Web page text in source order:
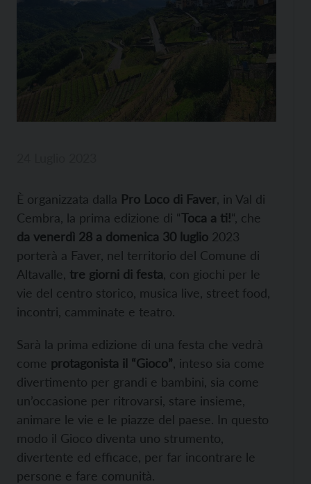
È organizzata dalla Pro Loco di Faver , in Val di
Cembra, la prima edizione di “Toca a ti!“, che
da venerdì 28 a domenica 30 luglio 2023
porterà a Faver, nel territorio del Comune di
Altavalle, tre giorni di festa , con giochi per le
vie del centro storico, musica live, street food,
incontri, camminate e teatro.
Sarà la prima edizione di una festa che vedrà
come protagonista il “Gioco” , inteso sia come
divertimento per grandi e bambini, sia come
un’occasione per ritrovarsi, stare insieme,
animare le vie e le piazze del paese. In questo
modo il Gioco diventa uno strumento,
divertente ed efficace, per far incontrare le
persone e fare comunità.